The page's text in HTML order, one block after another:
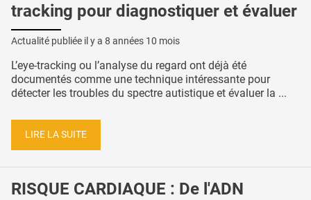
tracking pour diagnostiquer et évaluer
Actualité publiée il y a 8 années 10 mois
L’eye-tracking ou l’analyse du regard ont déjà été
documentés comme une technique intéressante pour
détecter les troubles du spectre autistique et évaluer la ...
LIRE LA SUITE
RISQUE CARDIAQUE : De l'ADN